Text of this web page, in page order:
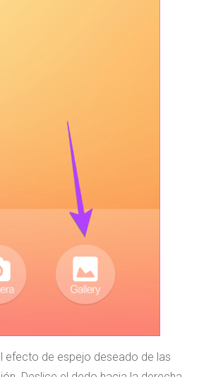
efecto de espejo deseado de las